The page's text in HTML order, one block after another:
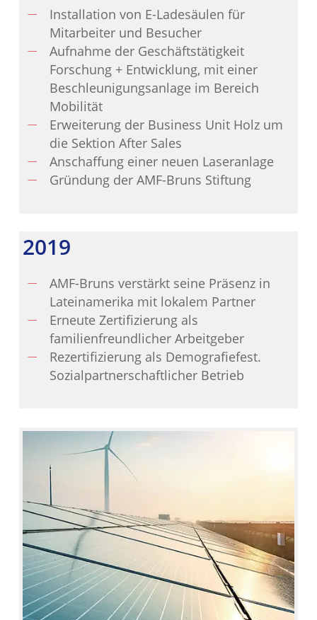
Installation von E-Ladesäulen für
Mitarbeiter und Besucher
Aufnahme der Geschäftstätigkeit
Forschung + Entwicklung, mit einer
Beschleunigungsanlage im Bereich
Mobilität
Erweiterung der Business Unit Holz um
die Sektion After Sales
Anschaffung einer neuen Laseranlage
Gründung der AMF-Bruns Stiftung
2019
AMF-Bruns verstärkt seine Präsenz in
Lateinamerika mit lokalem Partner
Erneute Zertifizierung als
familienfreundlicher Arbeitgeber
Rezertifizierung als Demografiefest.
Sozialpartnerschaftlicher Betrieb